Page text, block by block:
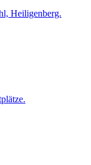
Heiligenberg.